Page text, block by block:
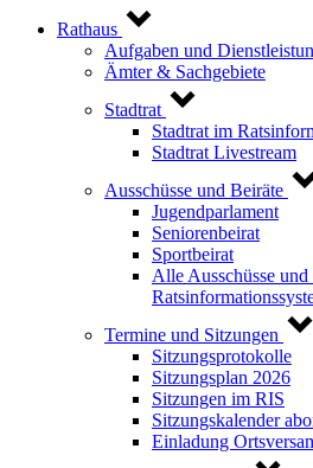
Rathaus
Aufgaben und
Ämter & Sachgebiete
Stadtrat
Stadtrat im
Stadtrat Livestream
Ausschüsse und Beiräte
Jugendparlament
Seniorenbeirat
Sportbeirat
Alle Ausschüsse
Termine und Sitzungen
Sitzungsprotokolle
Sitzungsplan 2026
Sitzungen im RIS
Sitzungskalender
Einladung